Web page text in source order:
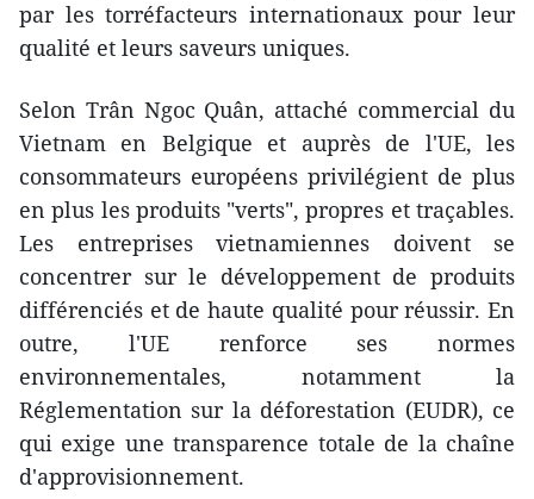
par les torréfacteurs internationaux pour leur
qualité et leurs saveurs uniques.
Selon Trân Ngoc Quân, attaché commercial du
Vietnam en Belgique et auprès de l'UE, les
consommateurs européens privilégient de plus
en plus les produits "verts", propres et traçables.
Les entreprises vietnamiennes doivent se
concentrer sur le développement de produits
différenciés et de haute qualité pour réussir. En
outre, l'UE renforce ses normes
environnementales, notamment la
Réglementation sur la déforestation (EUDR), ce
qui exige une transparence totale de la chaîne
d'approvisionnement.